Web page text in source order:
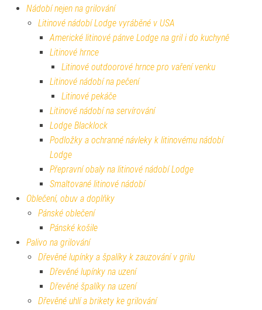
Nádobí nejen na grilování
Litinové nádobí Lodge vyráběné v USA
Americké litinové pánve Lodge na gril i do kuchyně
Litinové hrnce
Litinové outdoorové hrnce pro vaření venku
Litinové nádobí na pečení
Litinové pekáče
Litinové nádobí na servírování
Lodge Blacklock
Podložky a ochranné návleky k litinovému nádobí
Lodge
Přepravní obaly na litinové nádobí Lodge
Smaltované litinové nádobí
Oblečení, obuv a doplňky
Pánské oblečení
Pánské košile
Palivo na grilování
Dřevěné lupínky a špalíky k zauzování v grilu
Dřevěné lupínky na uzení
Dřevěné špalíky na uzení
Dřevěné uhlí a brikety ke grilování